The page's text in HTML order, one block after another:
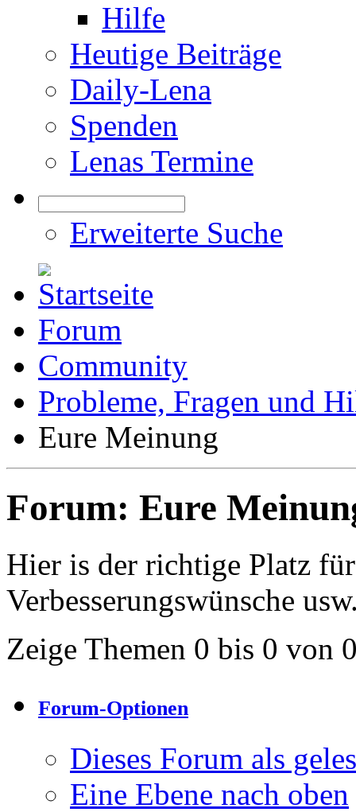
Hilfe
Heutige Beiträge
Daily-Lena
Spenden
Lenas Termine
Erweiterte Suche
Forum
Community
Probleme, Fragen und
Eure Meinung
Forum: Eure
Hier is der richtige Platz
Verbesserungswünsche
Zeige Themen 0 bis 0 von
Forum-Optionen
Dieses Forum als
Eine Ebene nach oben